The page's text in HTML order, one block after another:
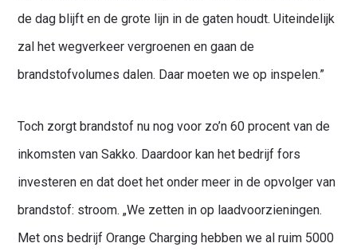
de dag blijft en de grote lijn in de gaten houdt. Uiteindelijk
zal het wegverkeer vergroenen en gaan de
brandstofvolumes dalen. Daar moeten we op inspelen.”
Toch zorgt brandstof nu nog voor zo’n 60 procent van de
inkomsten van Sakko. Daardoor kan het bedrijf fors
investeren en dat doet het onder meer in de opvolger van
brandstof: stroom. „We zetten in op laadvoorzieningen.
Met ons bedrijf Orange Charging hebben we al ruim 5000